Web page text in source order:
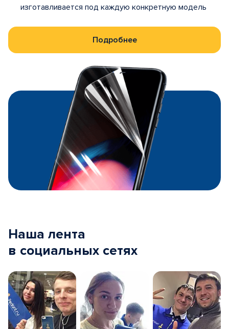
изготавливается под каждую конкретную модель
Подробнее
Наша лента
в социальных сетях